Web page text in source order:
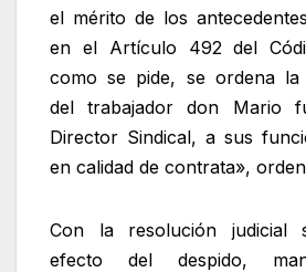
el mérito de los
en el Artículo 492 del
como se pide, se ordena la
del trabajador don Mario
Director Sindical, a sus
en calidad de contrata»,
Con la resolución judicial
efecto del despido,